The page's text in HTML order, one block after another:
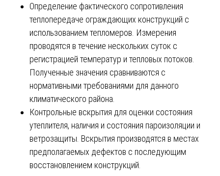
Определение фактического сопротивления
теплопередаче ограждающих конструкций с
использованием тепломеров. Измерения
проводятся в течение нескольких суток с
регистрацией температур и тепловых потоков.
Полученные значения сравниваются с
нормативными требованиями для данного
климатического района.
Контрольные вскрытия для оценки состояния
утеплителя, наличия и состояния пароизоляции и
ветрозащиты. Вскрытия производятся в местах
предполагаемых дефектов с последующим
восстановлением конструкций.